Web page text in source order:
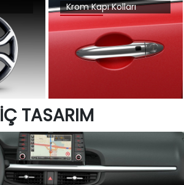
Krom Kapı Kolları
İÇ TASARIM